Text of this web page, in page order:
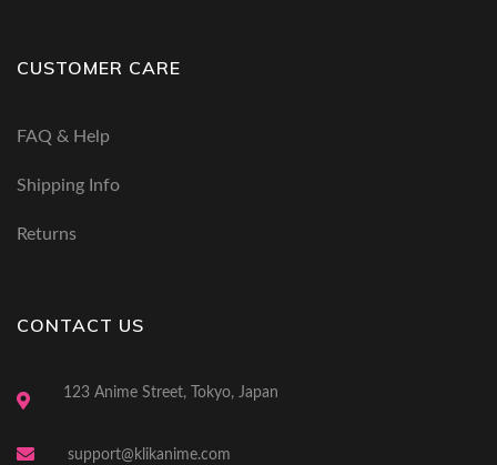
CUSTOMER CARE
FAQ & Help
Shipping Info
Returns
CONTACT US
123 Anime Street, Tokyo, Japan
support@klikanime.com